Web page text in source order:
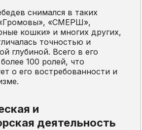
снимался в таких
«Громовы», «СМЕРШ»,
кошки» и многих других,
точностью и
глубиной. Всего в его
100 ролей, что
о его востребованности и
и
деятельность